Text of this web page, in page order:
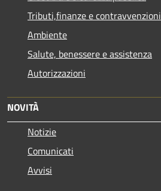
Tributi,finanze e contravvenzioni
Ambiente
Salute, benessere e assistenza
Autorizzazioni
NOVITÀ
Notizie
Comunicati
Avvisi